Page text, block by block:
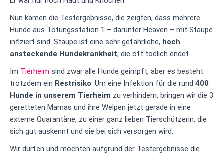
Nun kamen die Testergebnisse, die zeigten, dass mehrere
Hunde aus Tötungsstation 1 – darunter Heaven – mit Staupe
infiziert sind. Staupe ist eine sehr gefährliche, hoch
ansteckende Hundekrankheit, die oft tödlich endet.
Im Tierheim sind zwar alle Hunde geimpft, aber es besteht
trotzdem ein Restrisiko. Um eine Infektion für die rund 400
Hunde in unserem Tierheim zu verhindern, bringen wir die 3
geretteten Mamas und ihre Welpen jetzt gerade in eine
externe Quarantäne, zu einer ganz lieben Tierschützerin, die
sich gut auskennt und sie bei sich versorgen wird.
Wir dürfen und möchten aufgrund der Testergebnisse die